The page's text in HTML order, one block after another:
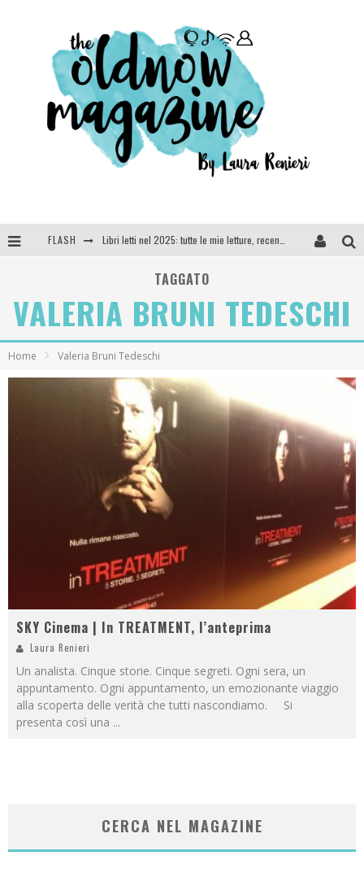
FLASH
SEE YOU AT 5 | Chanel
Anya Taylor-Joy, Jisoo e Willow Smith protagoniste della nuova campagna Dior Addict
TAGGATO
VALERIA BRUNI TEDESCHI
Home Valeria Bruni Tedeschi
SKY Cinema | In TREATMENT, l’anteprima
Laura Renieri
Un analista. Cinque storie. Cinque segreti. Ogni sera, un
appuntamento. Ogni appuntamento, un emozionante viaggio
alla scoperta delle verità che tutti nascondiamo. Si
presenta così una ...
CERCA NEL MAGAZINE